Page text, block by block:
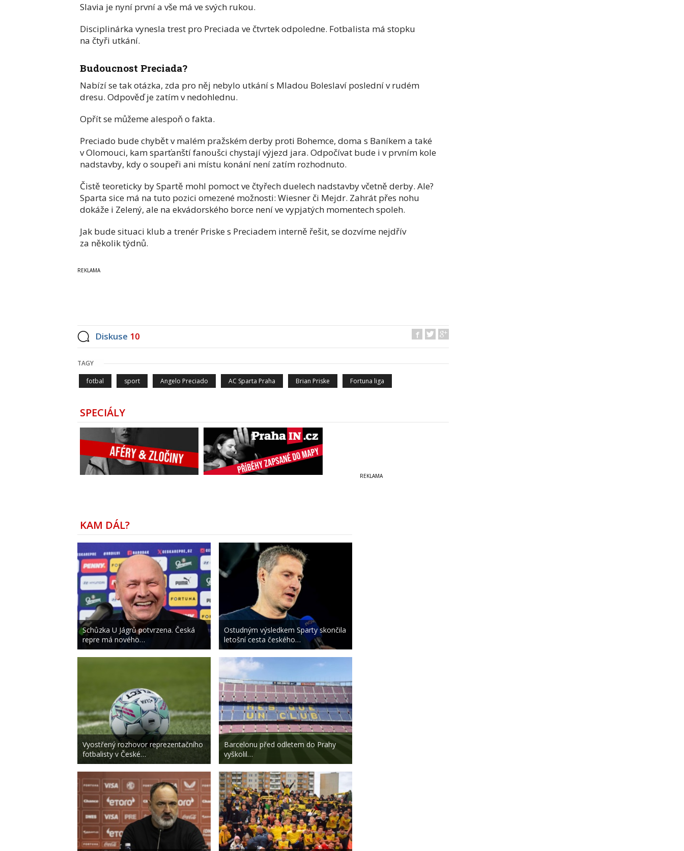
Slavia je nyní první a vše má ve svých rukou.
Disciplinárka vynesla trest pro Preciada ve čtvrtek odpoledne. Fotbalista má stopku
na čtyři utkání.
Budoucnost Preciada?
Nabízí se tak otázka, zda pro něj nebylo utkání s Mladou Boleslaví poslední v rudém
dresu. Odpověď je zatím v nedohlednu.
Opřít se můžeme alespoň o fakta.
Preciado bude chybět v malém pražském derby proti Bohemce, doma s Baníkem a také
v Olomouci, kam sparťanští fanoušci chystají výjezd jara. Odpočívat bude i v prvním kole
nadstavby, kdy o soupeři ani místu konání není zatím rozhodnuto.
Čistě teoreticky by Spartě mohl pomoct ve čtyřech duelech nadstavby včetně derby. Ale?
Sparta sice má na tuto pozici omezené možnosti: Wiesner či Mejdr. Zahrát přes nohu
dokáže i Zelený, ale na ekvádorského borce není ve vypjatých momentech spoleh.
Jak bude situaci klub a trenér Priske s Preciadem interně řešit, se dozvíme nejdřív
za několik týdnů.
Diskuse 10
TAGY
fotbal sport Angelo Preciado AC Sparta Praha Brian Priske Fortuna liga
SPECIÁLY
KAM DÁL?
Schůzka U Jágrů potvrzena. Česká
repre má nového…
Vyostřený rozhovor reprezentačního
fotbalisty v České…
Ostudným výsledkem Sparty skončila
letošní cesta českého…
Barcelonu před odletem do Prahy
vyškolil…